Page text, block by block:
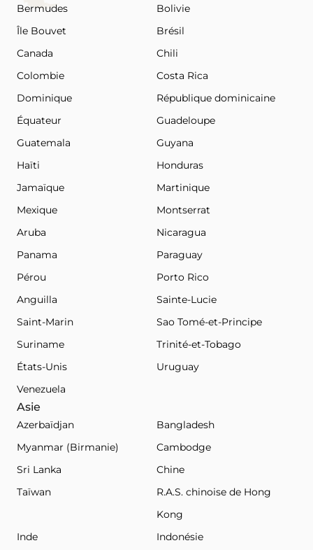
Bermudes
Bolivie
Île Bouvet
Brésil
Canada
Chili
Colombie
Costa Rica
Dominique
République dominicaine
Équateur
Guadeloupe
Guatemala
Guyana
Haïti
Honduras
Jamaïque
Martinique
Mexique
Montserrat
Aruba
Nicaragua
Panama
Paraguay
Pérou
Porto Rico
Anguilla
Sainte-Lucie
Saint-Marin
Sao Tomé-et-Principe
Suriname
Trinité-et-Tobago
États-Unis
Uruguay
Venezuela
Asie
Azerbaïdjan
Bangladesh
Myanmar (Birmanie)
Cambodge
Sri Lanka
Chine
Taïwan
R.A.S. chinoise de Hong
Kong
Inde
Indonésie